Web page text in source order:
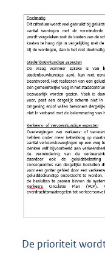
De prioriteit